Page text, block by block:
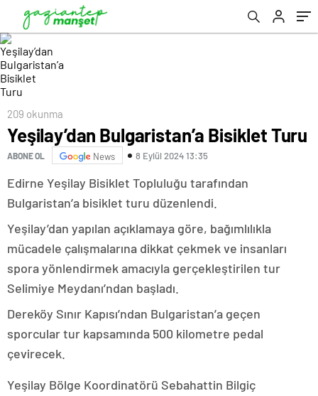
209 okunma
Yeşilay’dan Bulgaristan’a Bisiklet Turu
ABONE OL News 8 Eylül 2024 13:35
Edirne Yeşilay Bisiklet Topluluğu tarafından
Bulgaristan’a bisiklet turu düzenlendi.
Yeşilay’dan yapılan açıklamaya göre, bağımlılıkla
mücadele çalışmalarına dikkat çekmek ve insanları
spora yönlendirmek amacıyla gerçekleştirilen tur
Selimiye Meydanı’ndan başladı.
Dereköy Sınır Kapısı’ndan Bulgaristan’a geçen
sporcular tur kapsamında 500 kilometre pedal
çevirecek.
Yeşilay Bölge Koordinatörü Sebahattin Bilgiç